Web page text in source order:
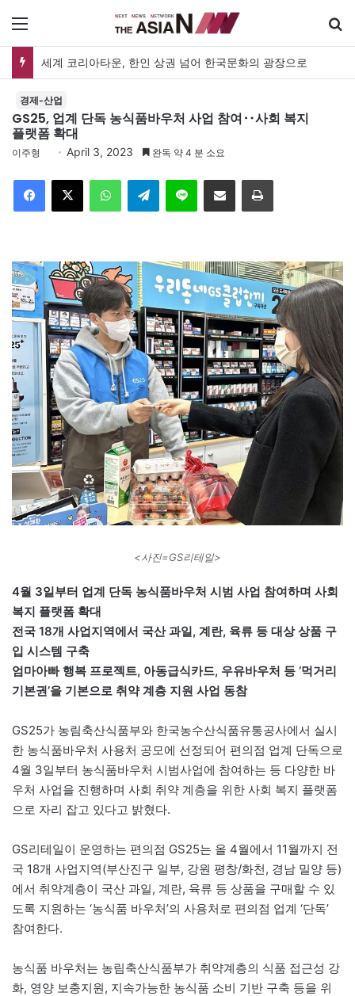
세계 코리아타운, 한인 상권 넘어 한국문화의 광장으로
경제-산업
GS25, 업계 단독 농식품바우처 사업 참여‥사회 복지
플랫폼 확대
이주형 April 3, 2023 완독 약 4 분 소요
Telegram 이메일
<사진=GS리테일>
4월 3일부터 업계 단독 농식품바우처 시범 사업 참여하며 사회
복지 플랫폼 확대
전국 18개 사업지역에서 국산 과일, 계란, 육류 등 대상 상품 구
입 시스템 구축
엄마아빠 행복 프로젝트, 아동급식카드, 우유바우처 등 ‘먹거리
기본권’을 기본으로 취약 계층 지원 사업 동참
GS25가 농림축산식품부와 한국농수산식품유통공사에서 실시
한 농식품바우처 사용처 공모에 선정되어 편의점 업계 단독으로
4월 3일부터 농식품바우처 시범사업에 참여하는 등 다양한 바
우처 사업을 진행하며 사회 취약 계층을 위한 사회 복지 플랫폼
으로 자리 잡고 있다고 밝혔다.
GS리테일이 운영하는 편의점 GS25는 올 4월에서 11월까지 전
국 18개 사업지역(부산진구 일부, 강원 평창/화천, 경남 밀양 등)
에서 취약계층이 국산 과일, 계란, 육류 등 상품을 구매할 수 있
도록 지원하는 ‘농식품 바우처’의 사용처로 편의점 업계 ‘단독’
참여한다.
농식품 바우처는 농림축산식품부가 취약계층의 식품 접근성 강
화, 영양 보충지원, 지속가능한 농식품 소비 기반 구축 등을 위